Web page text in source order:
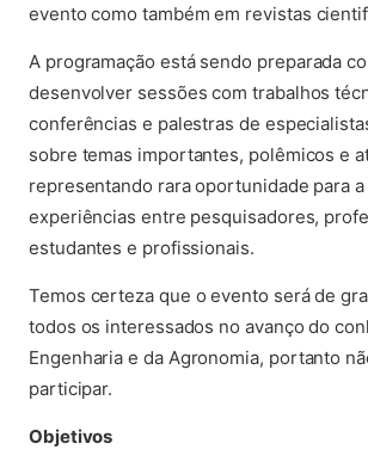
evento como também em revistas
A programação está sendo preparada
desenvolver sessões com trabalhos
conferências e palestras de
sobre temas importantes, polêmicos e
representando rara oportunidade para
experiências entre pesquisadores,
estudantes e profissionais.
Temos certeza que o evento será de
todos os interessados no avanço do
Engenharia e da Agronomia, portanto
participar.
Objetivos